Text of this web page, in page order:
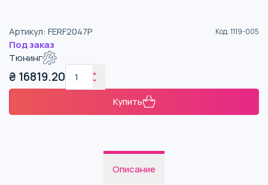
Артикул: FERF2047P Код:1119-005
Под заказ
Тюнинг
₴ 16819.20
Купить
Описание